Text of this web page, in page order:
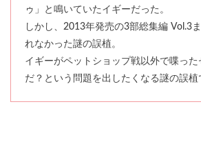
ゥ」と鳴いていたイギーだった。
しかし、2013年発売の3部総集編 Vol.3
れなかった謎の誤植。
イギーがペットショップ戦以外で喋った
だ？という問題を出したくなる謎の誤植